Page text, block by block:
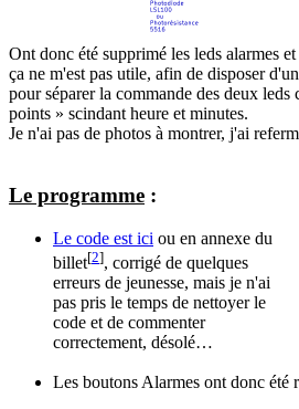
Ont donc été supprimé les leds alarmes
ça ne m'est pas utile, afin de disposer
pour séparer la commande des deux leds
points » scindant heure et minutes.
Je n'ai pas de photos à montrer, j'ai
Le programme :
Le code est ici ou en annexe du
billet[2], corrigé de quelques
erreurs de jeunesse, mais je n'ai
pas pris le temps de nettoyer le
code et de commenter
correctement, désolé…
Les boutons Alarmes ont donc été